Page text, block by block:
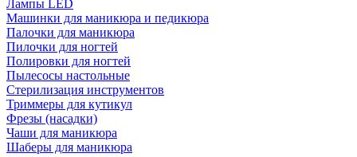
Лампы LED
Машинки для маникюра и педикюра
Палочки для маникюра
Пилочки для ногтей
Полировки для ногтей
Пылесосы настольные
Стерилизация инструментов
Триммеры для кутикул
Фрезы (насадки)
Чаши для маникюра
Шаберы для маникюра